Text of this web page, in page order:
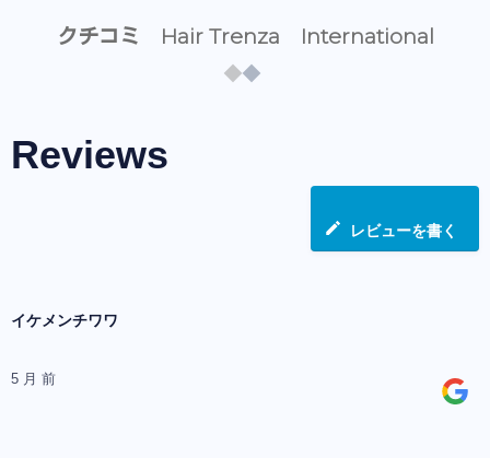
クチコミ Hair Trenza International
Reviews
レビューを書く
イケメンチワワ
5 月 前